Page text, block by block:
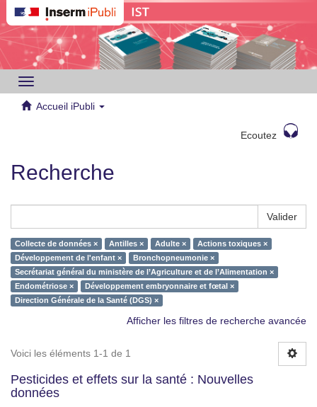
Toggle
navigation
Accueil iPubli
Ecoutez
Recherche
Valider
Collecte de données × Antilles × Adulte ×
Actions toxiques ×
Développement de l'enfant ×
Bronchopneumonie ×
Secrétariat général du ministère de l’Agriculture et de l’Alimentation ×
Endométriose ×
Développement embryonnaire et fœtal ×
Direction Générale de la Santé (DGS) ×
Afficher les filtres de recherche avancée
Voici les éléments 1-1 de 1
Pesticides et effets sur la santé : Nouvelles
données